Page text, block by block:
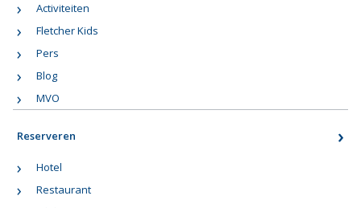
Activiteiten
Fletcher Kids
Pers
Blog
MVO
Reserveren
Hotel
Restaurant